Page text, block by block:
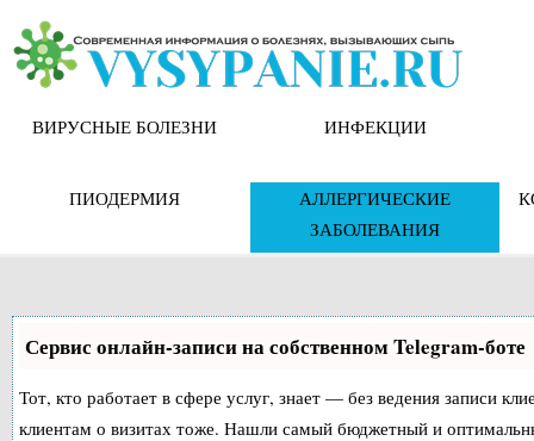
to
content
ВИРУСНЫЕ БОЛЕЗНИ ИНФЕКЦИИ
ПИОДЕРМИЯ
АЛЛЕРГИЧЕСКИЕ
ЗАБОЛЕВАНИЯ
Сервис онлайн-записи на собственном Telegram-боте
Тот, кто работает в сфере услуг, знает — без ведения записи
клиентам о визитах тоже. Нашли самый бюджетный и